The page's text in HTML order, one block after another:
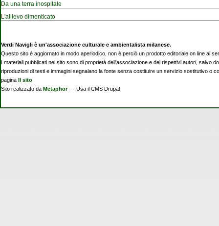
Da una terra inospitale
L'allievo dimenticato
Verdi Navigli è un'associazione culturale e ambientalista milanese.
Questo sito è aggiornato in modo aperiodico, non è perciò un prodotto editoriale on line ai
I materiali pubblicati nel sito sono di proprietà dell'associazione e dei rispettivi autori,
riproduzioni di testi e immagini segnalano la fonte senza costituire un servizio sostitutivo o
pagina
Il sito.
Sito realizzato da Metaphor--- Usa il CMS Drupal